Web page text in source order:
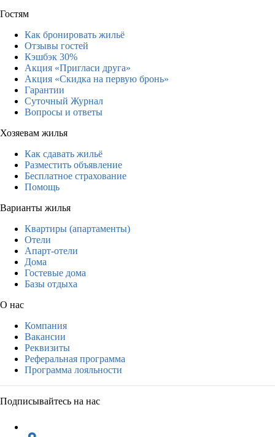
Гостям
Как бронировать жильё
Отзывы гостей
Кэшбэк 30%
Акция «Пригласи друга»
Акция «Скидка на первую бронь»
Гарантии
Суточный Журнал
Вопросы и ответы
Хозяевам жилья
Как сдавать жильё
Разместить объявление
Бесплатное страхование
Помощь
Варианты жилья
Квартиры (апартаменты)
Отели
Апарт-отели
Дома
Гостевые дома
Базы отдыха
О нас
Компания
Вакансии
Реквизиты
Реферальная программа
Программа лояльности
Подписывайтесь на нас